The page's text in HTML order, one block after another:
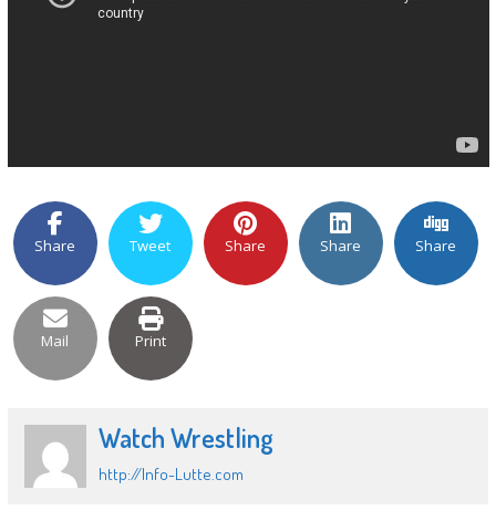
Share Tweet Share Share Share
Mail Print
Watch Wrestling
http://Info-Lutte.com